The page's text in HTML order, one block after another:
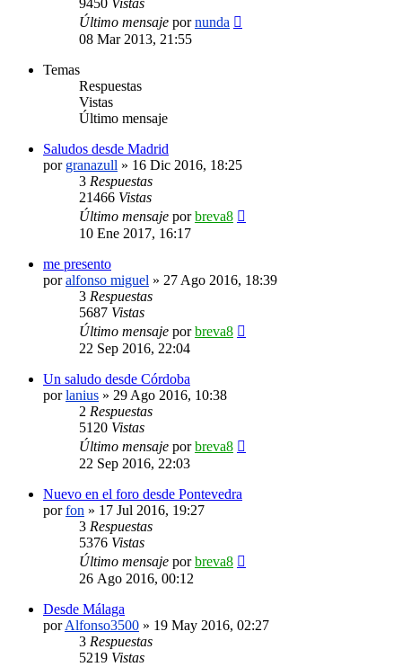
Último mensaje pornunda
08 Mar 2013, 21:55
Temas
Respuestas
Vistas
Último mensaje
Saludos desde Madrid
por granazull » 16 Dic 2016, 18:25
3 Respuestas
21466 Vistas
Último mensaje porbreva8
10 Ene 2017, 16:17
me presento
poralfonso miguel » 27 Ago 2016, 18:39
3 Respuestas
5687 Vistas
Último mensaje porbreva8
22 Sep 2016, 22:04
Un saludo desde Córdoba
porlanius » 29 Ago 2016, 10:38
2 Respuestas
5120 Vistas
Último mensaje porbreva8
22 Sep 2016, 22:03
Nuevo en el foro desde Pontevedra
porfon » 17 Jul 2016, 19:27
3 Respuestas
5376 Vistas
Último mensaje porbreva8
26 Ago 2016, 00:12
Desde Málaga
porAlfonso3500 » 19 May 2016, 02:27
3 Respuestas
5219 Vistas